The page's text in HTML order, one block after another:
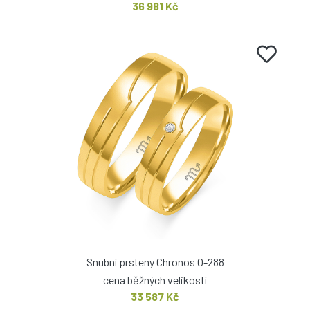
36 981 Kč
Snubní prsteny Chronos O-288
cena běžných velikostí
33 587 Kč